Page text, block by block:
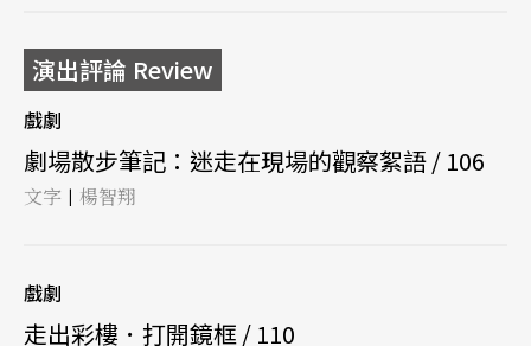
演出評論 Review
戲劇
劇場散步筆記：迷走在現場的觀察絮語 / 106
文字 | 楊智翔
戲劇
走出彩樓．打開鏡框 / 110